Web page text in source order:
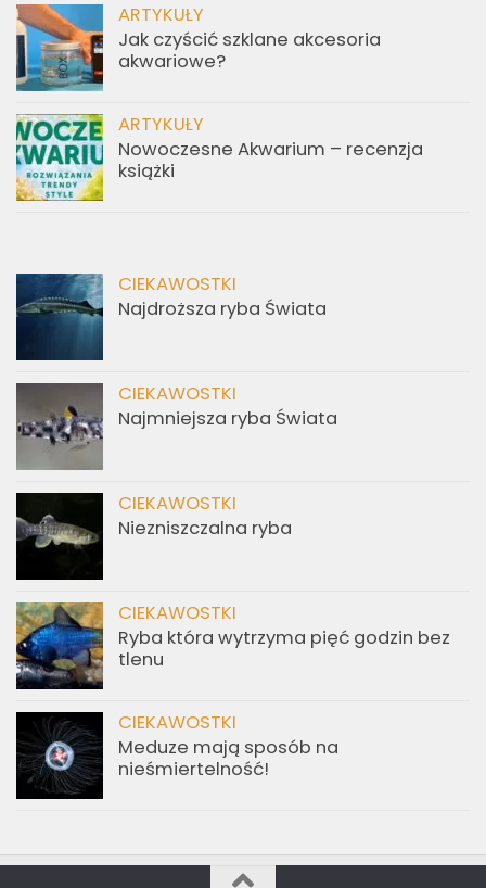
ARTYKUŁY
Jak czyścić szklane akcesoria
akwariowe?
ARTYKUŁY
Nowoczesne Akwarium – recenzja
książki
CIEKAWOSTKI
Najdroższa ryba Świata
CIEKAWOSTKI
Najmniejsza ryba Świata
CIEKAWOSTKI
Niezniszczalna ryba
CIEKAWOSTKI
Ryba która wytrzyma pięć godzin bez
tlenu
CIEKAWOSTKI
Meduze mają sposób na
nieśmiertelność!